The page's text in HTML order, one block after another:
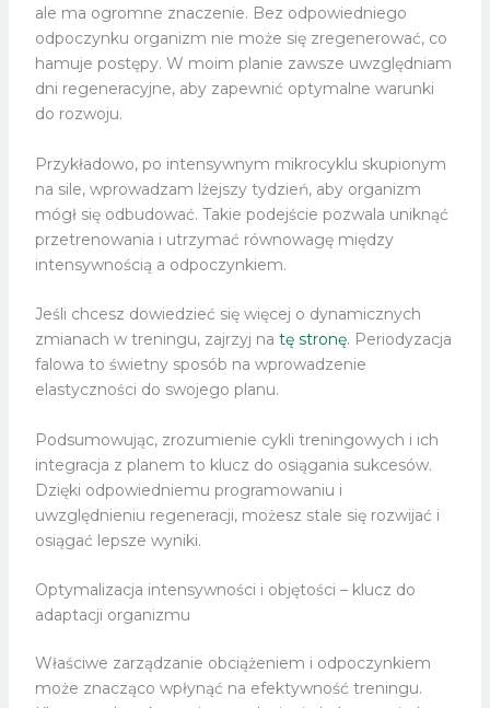
ale ma ogromne znaczenie. Bez odpowiedniego
odpoczynku organizm nie może się zregenerować, co
hamuje postępy. W moim planie zawsze uwzględniam
dni regeneracyjne, aby zapewnić optymalne warunki
do rozwoju.
Przykładowo, po intensywnym mikrocyklu skupionym
na sile, wprowadzam lżejszy tydzień, aby organizm
mógł się odbudować. Takie podejście pozwala uniknąć
przetrenowania i utrzymać równowagę między
intensywnością a odpoczynkiem.
Jeśli chcesz dowiedzieć się więcej o dynamicznych
zmianach w treningu, zajrzyj na tę stronę. Periodyzacja
falowa to świetny sposób na wprowadzenie
elastyczności do swojego planu.
Podsumowując, zrozumienie cykli treningowych i ich
integracja z planem to klucz do osiągania sukcesów.
Dzięki odpowiedniemu programowaniu i
uwzględnieniu regeneracji, możesz stale się rozwijać i
osiągać lepsze wyniki.
Optymalizacja intensywności i objętości – klucz do
adaptacji organizmu
Właściwe zarządzanie obciążeniem i odpoczynkiem
może znacząco wpłynąć na efektywność treningu.